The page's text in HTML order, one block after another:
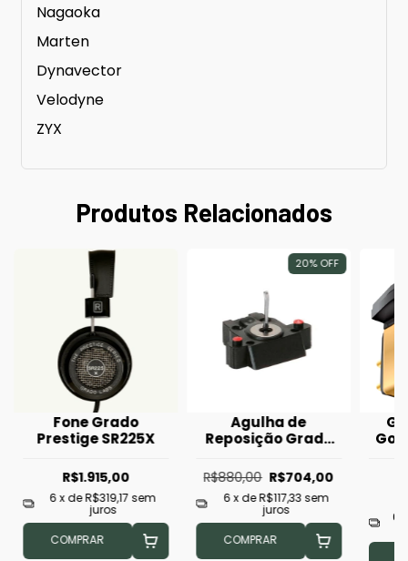
Nagaoka
Marten
Dynavector
Velodyne
ZYX
Produtos Relacionados
Fone Grado
Prestige SR225X
R$1.915,00
6 x deR$319,17 sem
juros
COMPRAR
20%OFF
Agulha de
Reposição Grado
R$880,00 R$704,00
6x deR$117,33 sem
juros
COMPRAR
6